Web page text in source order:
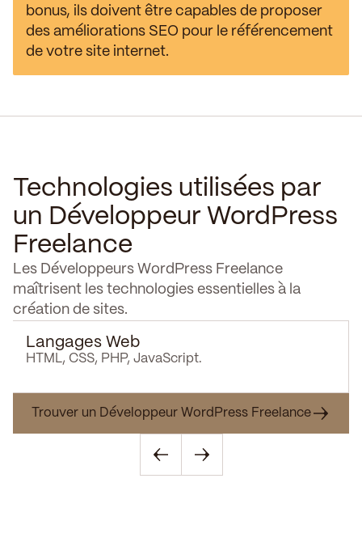
bonus, ils doivent être capables de proposer
des améliorations SEO pour le référencement
de votre site internet.
Technologies utilisées par
un Développeur WordPress
Freelance
Les Développeurs WordPress Freelance
maîtrisent les technologies essentielles à la
création de sites.
Langages Web
HTML, CSS, PHP, JavaScript.
Trouver un Développeur WordPress Freelance